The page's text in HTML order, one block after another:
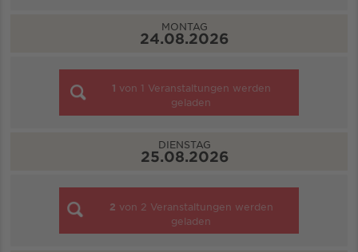
MONTAG
24.08.2026
1 von 1 Veranstaltungen werden
geladen
DIENSTAG
25.08.2026
2 von 2 Veranstaltungen werden
geladen